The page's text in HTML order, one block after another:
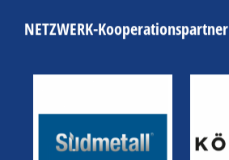
NETZWERK-Kooperationspartner